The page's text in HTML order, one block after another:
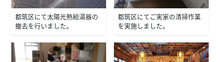
都筑区にて太陽光熱給湯器の
撤去を行いました。
都筑区にてご実家の清掃作業
を実施しました。